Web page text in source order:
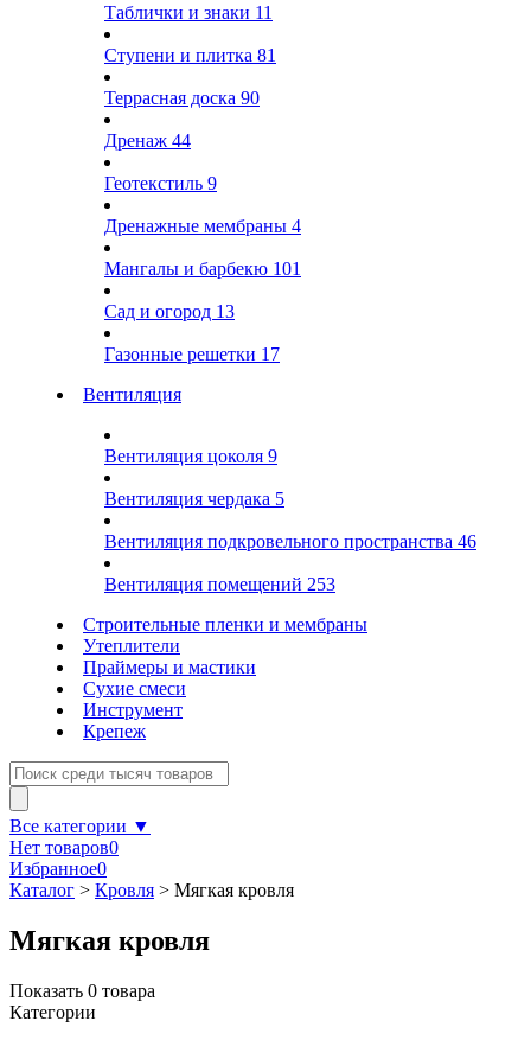
Таблички и знаки 11
Ступени и плитка 81
Террасная доска 90
Дренаж 44
Геотекстиль 9
Дренажные мембраны 4
Мангалы и барбекю 101
Сад и огород 13
Газонные решетки 17
Вентиляция
Вентиляция цоколя 9
Вентиляция чердака 5
Вентиляция подкровельного пространства 46
Вентиляция помещений 253
Строительные пленки и мембраны
Утеплители
Праймеры и мастики
Сухие смеси
Инструмент
Крепеж
Все категории ▼
Нет товаров0
Избранное0
Каталог > Кровля > Мягкая кровля
Мягкая кровля
Показать 0 товара
Категории